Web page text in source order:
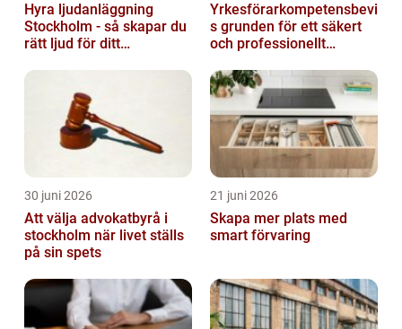
Hyra ljudanläggning
Stockholm - så skapar du
rätt ljud för ditt
Yrkesförarkompetensbevi
s grunden för ett säkert
och professionellt
30 juni 2026
Att välja advokatbyrå i
stockholm när livet ställs
på sin spets
21 juni 2026
Skapa mer plats med
smart förvaring